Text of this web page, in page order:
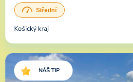
Košický kraj
NÁŠ TIP